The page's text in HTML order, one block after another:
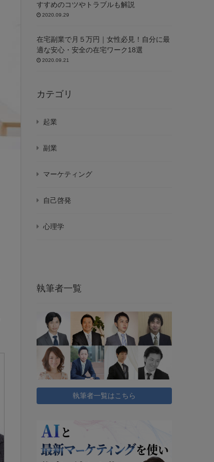
すすめのコツやトラブルも解説
2020.09.29
在宅副業で月５万円｜女性必見！自分に最
適な安心・安全の在宅ワーク18選
2020.09.21
カテゴリ
起業
副業
マーケティング
自己啓発
心理学
執筆者一覧
執筆者一覧はこちら